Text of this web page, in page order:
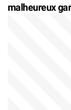
malheureux